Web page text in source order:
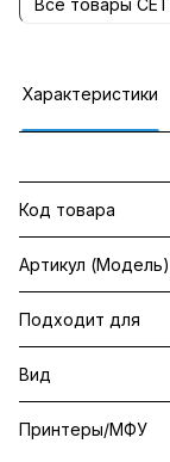
Характеристики
Код товара
Артикул (Модель)
Подходит для
Вид
Принтеры/МФУ